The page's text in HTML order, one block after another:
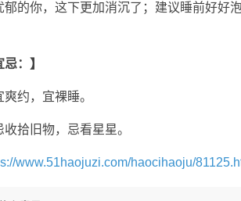
郁的你，这下更加消沉了；建议睡前好好
：】
约，宜裸睡。
拾旧物，忌看星星。
www.51haojuzi.com/haocihaoju/